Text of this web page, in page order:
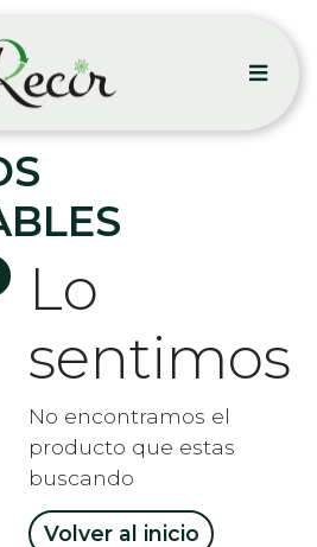
Lo
sentimos
No encontramos el
producto que estas
buscando
Volver al inicio